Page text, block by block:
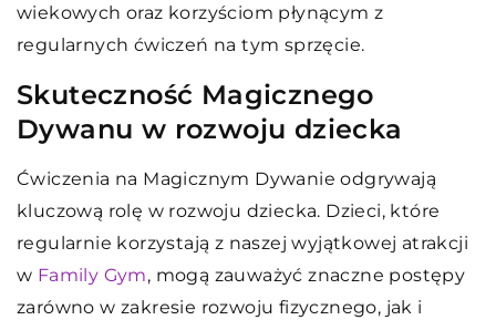
wiekowych oraz korzyściom płynącym z
regularnych ćwiczeń na tym sprzęcie.
Skuteczność Magicznego
Dywanu w rozwoju dziecka
Ćwiczenia na Magicznym Dywanie odgrywają
kluczową rolę w rozwoju dziecka. Dzieci, które
regularnie korzystają z naszej wyjątkowej atrakcji
w Family Gym, mogą zauważyć znaczne postępy
zarówno w zakresie rozwoju fizycznego, jak i